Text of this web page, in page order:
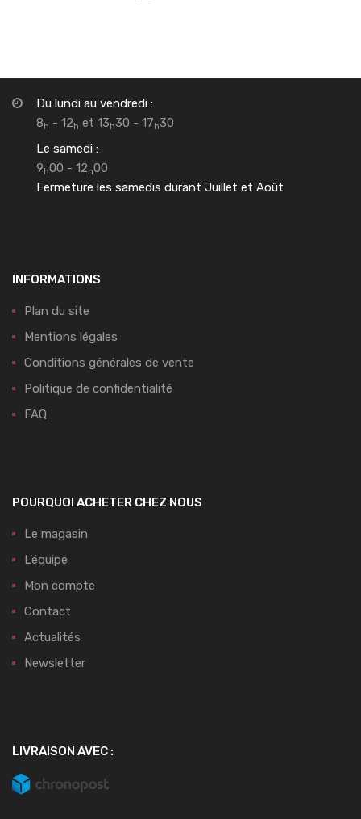
Du lundi au vendredi :
8h - 12h et 13h30 - 17h30
Le samedi :
9h00 - 12h00
Fermeture les samedis durant Juillet et Août
INFORMATIONS
Plan du site
Mentions légales
Conditions générales de vente
Politique de confidentialité
FAQ
POURQUOI ACHETER CHEZ NOUS
Le magasin
L’équipe
Mon compte
Contact
Actualités
Newsletter
LIVRAISON AVEC :